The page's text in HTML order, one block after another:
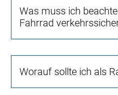
Was muss ich
Fahrrad
Worauf sollte ich als